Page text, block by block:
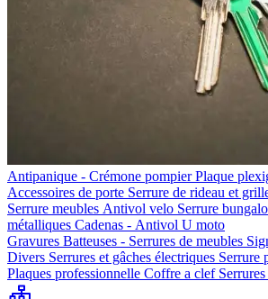
Antipanique - Crémone pompierPlaque
Accessoires de porte Serrure de rideau et
Serrure meubles Antivol velo Serrure
métalliques Cadenas - Antivol U moto
Gravures Batteuses - Serrures de meubles
Divers Serrures et gâches électriques Serrure
Plaques professionnelle Coffre a clef